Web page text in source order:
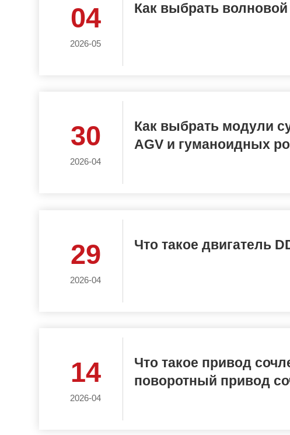
04
2026-05
Как выбрать волновой
30
2026-04
Как выбрать модули
AGV и гуманоидных
29
2026-04
Что такое двигатель
14
2026-04
Что такое привод
поворотный привод